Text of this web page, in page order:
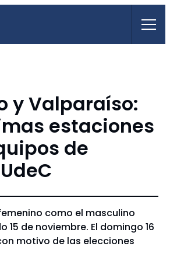
y Valparaíso:
estaciones
de
como el masculino
15 de noviembre. El domingo 16
motivo de las elecciones